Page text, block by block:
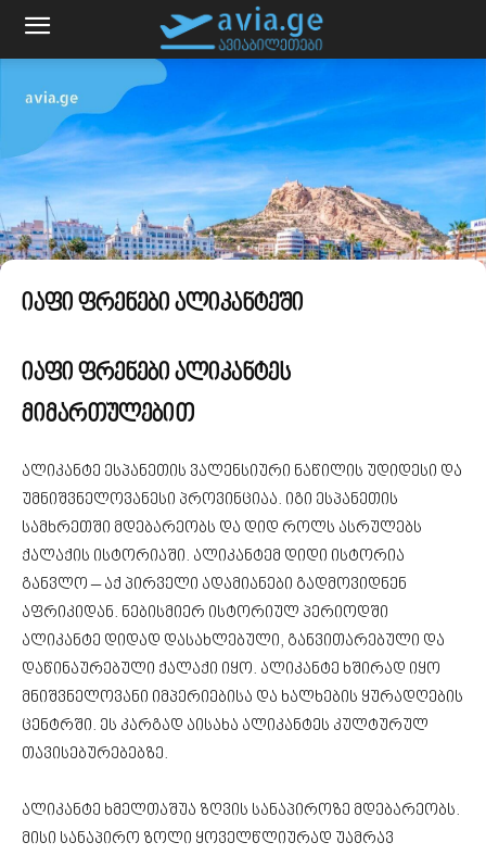
იაფი ფრენები ალიკანტეში
იაფი ფრენები ალიკანტეს
მიმართულებით
ალიკანტე ესპანეთის ვალენსიური ნაწილის უდიდესი და
უმნიშვნელოვანესი პროვინციაა. იგი ესპანეთის
სამხრეთში მდებარეობს და დიდ როლს ასრულებს
ქალაქის ისტორიაში. ალიკანტემ დიდი ისტორია
განვლო – აქ პირველი ადამიანები გადმოვიდნენ
აფრიკიდან. ნებისმიერ ისტორიულ პერიოდში
ალიკანტე დიდად დასახლებული, განვითარებული და
დაწინაურებული ქალაქი იყო. ალიკანტე ხშირად იყო
მნიშვნელოვანი იმპერიებისა და ხალხების ყურადღების
ცენტრში. ეს კარგად აისახა ალიკანტეს კულტურულ
თავისებურებებზე.
ალიკანტე ხმელთაშუა ზღვის სანაპიროზე მდებარეობს.
მისი სანაპირო ზოლი ყოველწლიურად უამრავ